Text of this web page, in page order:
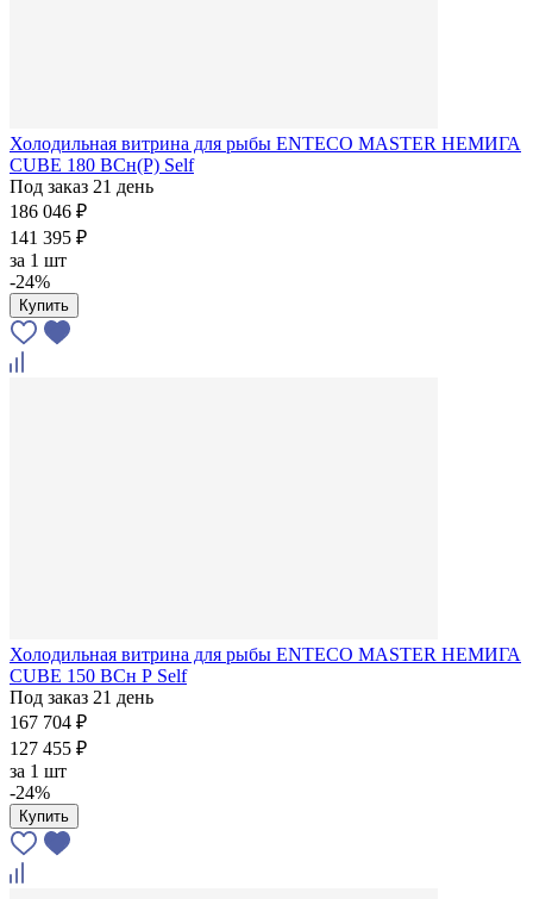
Холодильная витрина для рыбы ENTECO MASTER НЕМИГА
CUBE 180 ВСн(Р) Self
Под заказ 21 день
186 046 ₽
141 395 ₽
за 1 шт
-24%
Купить
Холодильная витрина для рыбы ENTECO MASTER НЕМИГА
CUBE 150 ВСн Р Self
Под заказ 21 день
167 704 ₽
127 455 ₽
за 1 шт
-24%
Купить